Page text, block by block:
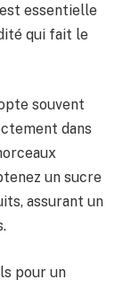
essentielle
qui fait le
souvent
dans
un sucre
assurant un
pour un